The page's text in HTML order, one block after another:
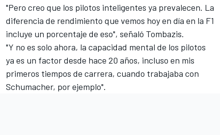
"Pero creo que los pilotos inteligentes ya prevalecen. La
diferencia de rendimiento que vemos hoy en día en la F1
incluye un porcentaje de eso", señaló Tombazis.
"Y no es solo ahora, la capacidad mental de los pilotos
ya es un factor desde hace 20 años, incluso en mis
primeros tiempos de carrera, cuando trabajaba con
Schumacher, por ejemplo".